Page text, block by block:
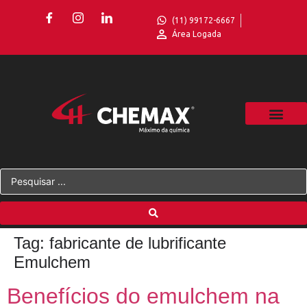
(11) 99172-6667
Área Logada
Tag: fabricante de lubrificante
Emulchem
Benefícios do emulchem na